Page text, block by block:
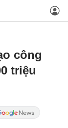
công
triệu